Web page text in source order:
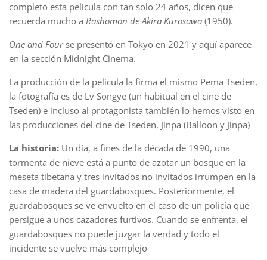
completó esta película con tan solo 24 años, dicen que
recuerda mucho a Rashomon de Akira Kurosawa (1950).
One and Four se presentó en Tokyo en 2021 y aquí aparece
en la sección Midnight Cinema.
La producción de la pelicula la firma el mismo Pema Tseden,
la fotografía es de Lv Songye (un habitual en el cine de
Tseden) e incluso al protagonista también lo hemos visto en
las producciones del cine de Tseden, Jinpa (Balloon y Jinpa)
La historia: Un día, a fines de la década de 1990, una
tormenta de nieve está a punto de azotar un bosque en la
meseta tibetana y tres invitados no invitados irrumpen en la
casa de madera del guardabosques. Posteriormente, el
guardabosques se ve envuelto en el caso de un policía que
persigue a unos cazadores furtivos. Cuando se enfrenta, el
guardabosques no puede juzgar la verdad y todo el
incidente se vuelve más complejo